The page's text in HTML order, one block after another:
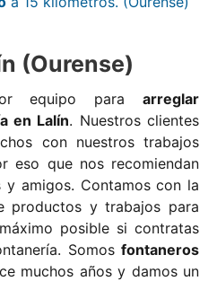
(Ourense)
equipo para arreglar
en Lalín. Nuestros clientes
con nuestros trabajos
eso que nos recomiendan
y amigos. Contamos con la
productos y trabajos para
posible si contratas
Somos fontaneros
muchos años y damos un